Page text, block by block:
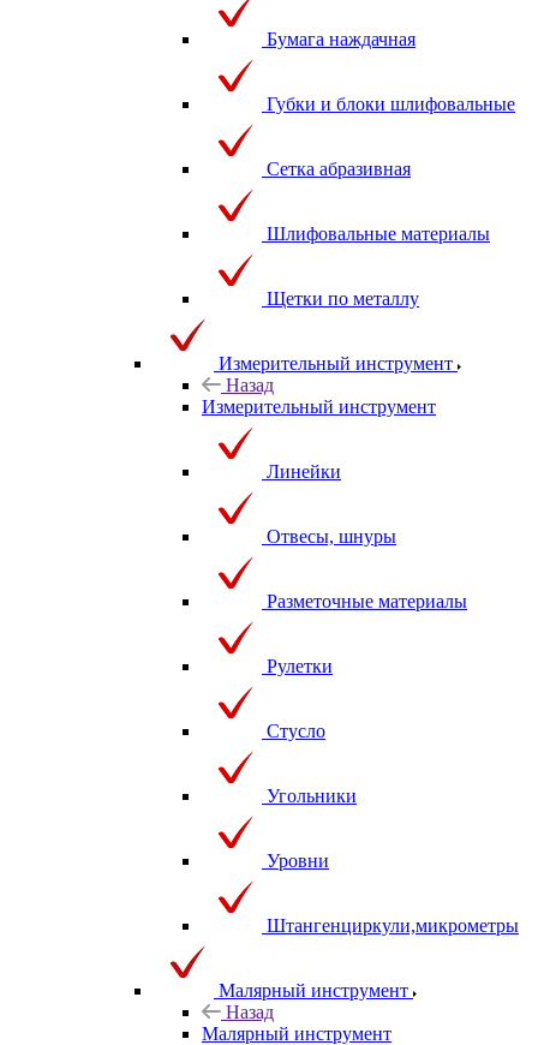
Бумага наждачная
Губки и блоки шлифовальные
Сетка абразивная
Шлифовальные материалы
Щетки по металлу
Измерительный инструмент
Назад
Измерительный инструмент
Линейки
Отвесы, шнуры
Разметочные материалы
Рулетки
Стусло
Угольники
Уровни
Штангенциркули,микрометры
Малярный инструмент
Назад
Малярный инструмент